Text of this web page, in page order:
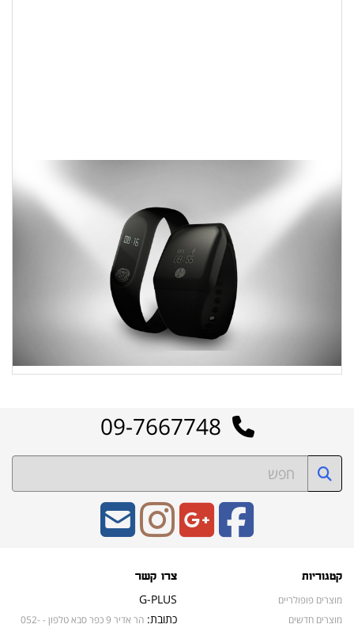
קטגוריות
מוצרים פופולריים
מוצרים חדשים
צרו קשר
G-PLUS
כתובת:
הר אדיר 9 כפר סבא טלפון - 052-